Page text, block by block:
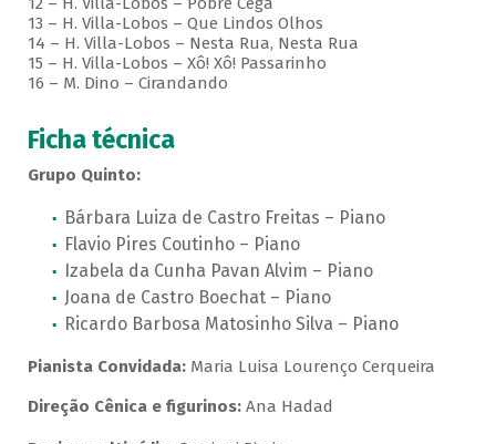
13 – H. Villa-Lobos – Que Lindos Olhos
14 – H. Villa-Lobos – Nesta Rua, Nesta Rua
15 – H. Villa-Lobos – Xô! Xô! Passarinho
16 – M. Dino – Cirandando
Ficha técnica
Grupo Quinto:
Bárbara Luiza de Castro Freitas – Piano
Flavio Pires Coutinho – Piano
Izabela da Cunha Pavan Alvim – Piano
Joana de Castro Boechat – Piano
Ricardo Barbosa Matosinho Silva – Piano
Pianista Convidada: Maria Luisa Lourenço Cerqueira
Direção Cênica e figurinos:Ana Hadad